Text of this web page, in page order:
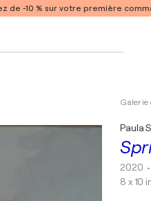
de -10 % sur votre première
Galerie
Paula
2020
8 x 10